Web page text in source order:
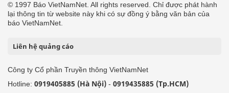
© 1997 Báo VietNamNet. All rights reserved. Chỉ được phát hành
lại thông tin từ website này khi có sự đồng ý bằng văn bản của
báo VietNamNet.
Liên hệ quảng cáo
Công ty Cổ phần Truyền thông VietNamNet
Hotline: 0919405885 (Hà Nội) - 0919435885 (Tp.HCM)